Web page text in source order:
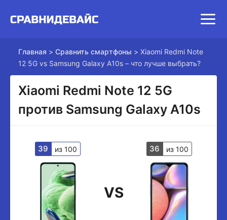
Главная > Сравнить смартфоны > Xiaomi Redmi Note
12 5G vs Samsung Galaxy A10s – что лучше выбрать?
Xiaomi Redmi Note 12 5G
против Samsung Galaxy A10s
39 из 100
VS
36 из 100